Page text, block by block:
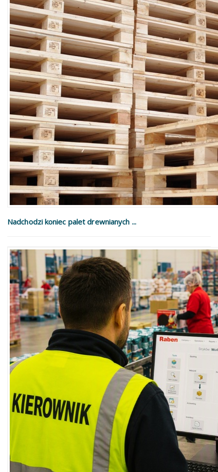
Nadchodzi koniec palet drewnianych ...